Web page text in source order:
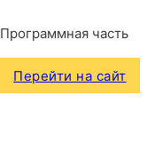
Программная часть
Перейти на сайт